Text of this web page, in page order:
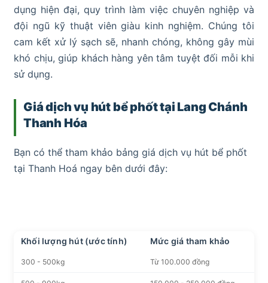
dụng hiện đại, quy trình làm việc chuyên nghiệp và
đội ngũ kỹ thuật viên giàu kinh nghiệm. Chúng tôi
cam kết xử lý sạch sẽ, nhanh chóng, không gây mùi
khó chịu, giúp khách hàng yên tâm tuyệt đối mỗi khi
sử dụng.
Giá dịch vụ hút bể phốt tại Lang Chánh
Thanh Hóa
Bạn có thể tham khảo bảng giá dịch vụ hút bể phốt
tại Thanh Hoá ngay bên dưới đây:
Khối lượng hút (ước tính) Mức giá tham khảo
300 - 500kg Từ 100.000 đồng